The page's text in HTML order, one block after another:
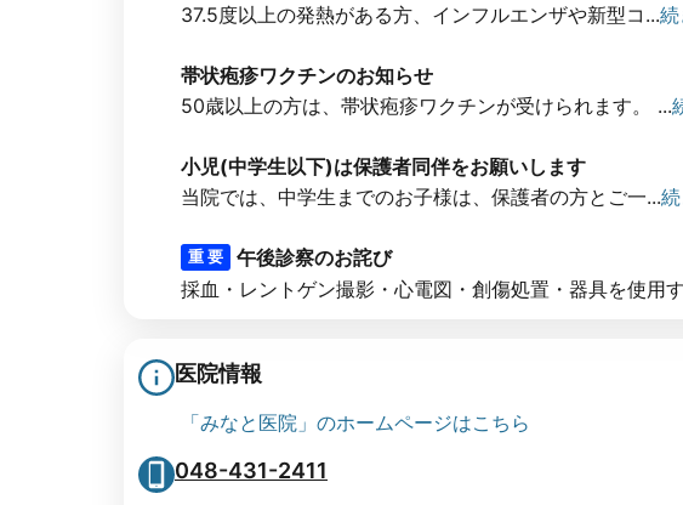
37.5度以上の発熱がある方、インフルエンザや新型コ...
帯状疱疹ワクチンのお知らせ
50歳以上の方は、帯状疱疹ワクチンが受けられます。 ...
小児(中学生以下)は保護者同伴をお願いします
当院では、中学生までのお子様は、保護者の方とご一...
重 要
午後診察のお詫び
採血・レントゲン撮影・心電図・創傷処置・器具を使用
医院情報
「みなと医院」のホームページはこちら
048-431-2411